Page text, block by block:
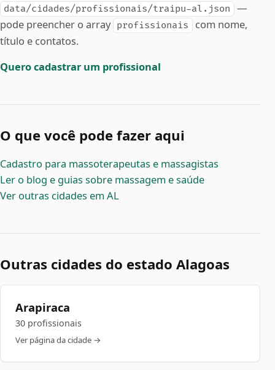
data/cidades/profissionais/traipu-al.json
—
pode preencher o array profissionais
com nome,
título e contatos.
Quero cadastrar um profissional
O que você pode fazer aqui
Cadastro para massoterapeutas e massagistas
Ler o blog e guias sobre massagem e saúde
Ver outras cidades em AL
Outras cidades do estado Alagoas
Arapiraca
30 profissionais
Ver página da cidade →